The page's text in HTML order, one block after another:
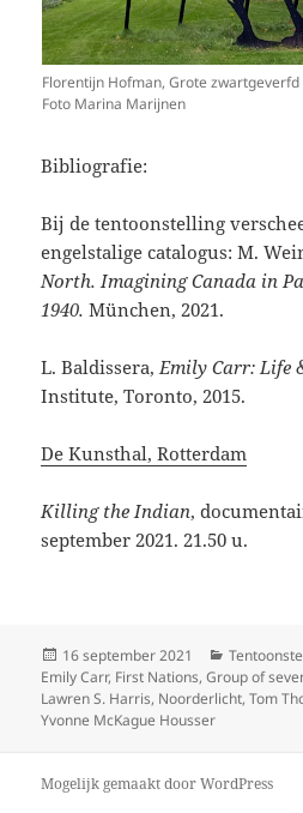
Florentijn Hofman, Grote
Foto Marina Marijnen
Bibliografie:
Bij de tentoonstelling
engelstalige catalogus: M.
North. Imagining Canada in
1940. München, 2021.
L. Baldissera,Emily Carr: Life
Institute, Toronto, 2015.
De Kunsthal, Rotterdam
Killing the Indian,
september 2021. 21.50 u.
Geplaatst
op
16 september 2021
Emily Carr, First Nations,Group of
Lawren S. Harris, Noorderlicht,Tom
Yvonne McKague Housser
Mogelijk gemaakt door WordPress